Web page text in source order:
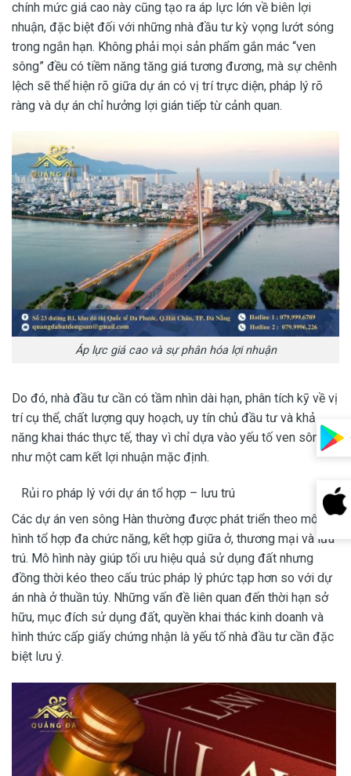
chính mức giá cao này cũng tạo ra áp lực lớn về biên lợi
nhuận, đặc biệt đối với những nhà đầu tư kỳ vọng lướt sóng
trong ngắn hạn. Không phải mọi sản phẩm gắn mác “ven
sông” đều có tiềm năng tăng giá tương đương, mà sự chênh
lệch sẽ thể hiện rõ giữa dự án có vị trí trực diện, pháp lý rõ
ràng và dự án chỉ hưởng lợi gián tiếp từ cảnh quan.
Áp lực giá cao và sự phân hóa lợi nhuận
Do đó, nhà đầu tư cần có tầm nhìn dài hạn, phân tích kỹ về vị
trí cụ thể, chất lượng quy hoạch, uy tín chủ đầu tư và khả
năng khai thác thực tế, thay vì chỉ dựa vào yếu tố ven sông
như một cam kết lợi nhuận mặc định.
Rủi ro pháp lý với dự án tổ hợp – lưu trú
Các dự án ven sông Hàn thường được phát triển theo mô
hình tổ hợp đa chức năng, kết hợp giữa ở, thương mại và lưu
trú. Mô hình này giúp tối ưu hiệu quả sử dụng đất nhưng
đồng thời kéo theo cấu trúc pháp lý phức tạp hơn so với dự
án nhà ở thuần túy. Những vấn đề liên quan đến thời hạn sở
hữu, mục đích sử dụng đất, quyền khai thác kinh doanh và
hình thức cấp giấy chứng nhận là yếu tố nhà đầu tư cần đặc
biệt lưu ý.